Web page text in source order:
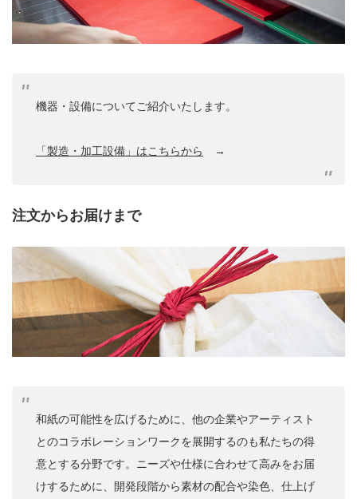
機器・設備についてご紹介いたします。
「製造・加工設備」はこちらから →
注文からお届けまで
和紙の可能性を広げるために、他の企業やアーティスト
とのコラボレーションワークを展開するのも私たちの得
意とする分野です。ニーズや仕様に合わせて高みをお届
けするために、開発段階から素材の配合や染色、仕上げ